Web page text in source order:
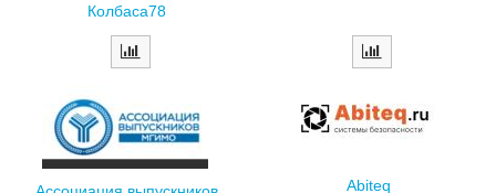
Колбаса78
Abiteq